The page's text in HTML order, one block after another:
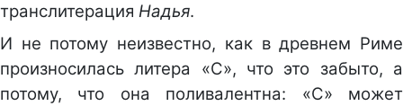
транслитерация Надья.
И не потому неизвестно, как в древнем Риме
произносилась литера «С», что это забыто, а
потому, что она поливалентна: «С» может